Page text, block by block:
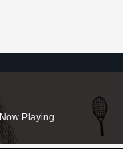
Now Playing